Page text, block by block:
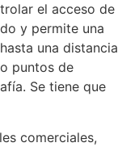
el acceso de
y permite una
una distancia
puntos de
Se tiene que
comerciales,